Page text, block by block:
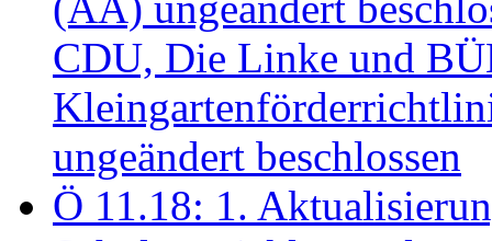
CDU, Die Linke und
ungeändert beschlossen
Ö 11.18: 1.